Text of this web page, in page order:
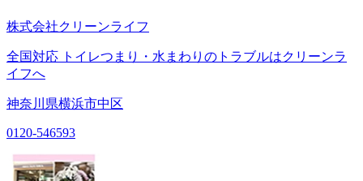
株式会社クリーンライフ
全国対応 トイレつまり・水まわりのトラブルはクリーンラ
イフへ
神奈川県横浜市中区
0120-546593